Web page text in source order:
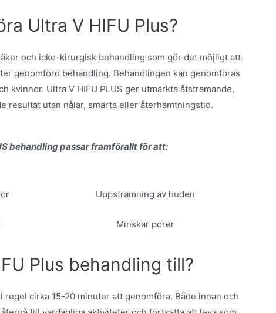
Ultra V HIFU Plus?
och icke-kirurgisk behandling som gör det möjligt att
genomförd behandling. Behandlingen kan genomföras
kvinnor. Ultra V HIFU PLUS ger utmärkta åtstramande,
resultat utan nålar, smärta eller återhämtningstid.
behandling passar framförallt för att:
Uppstramning av huden
Minskar porer
Plus behandling till?
regel cirka 15-20 minuter att genomföra. Både innan och